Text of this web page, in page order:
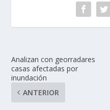
Analizan con georradares
casas afectadas por
inundación
ANTERIOR